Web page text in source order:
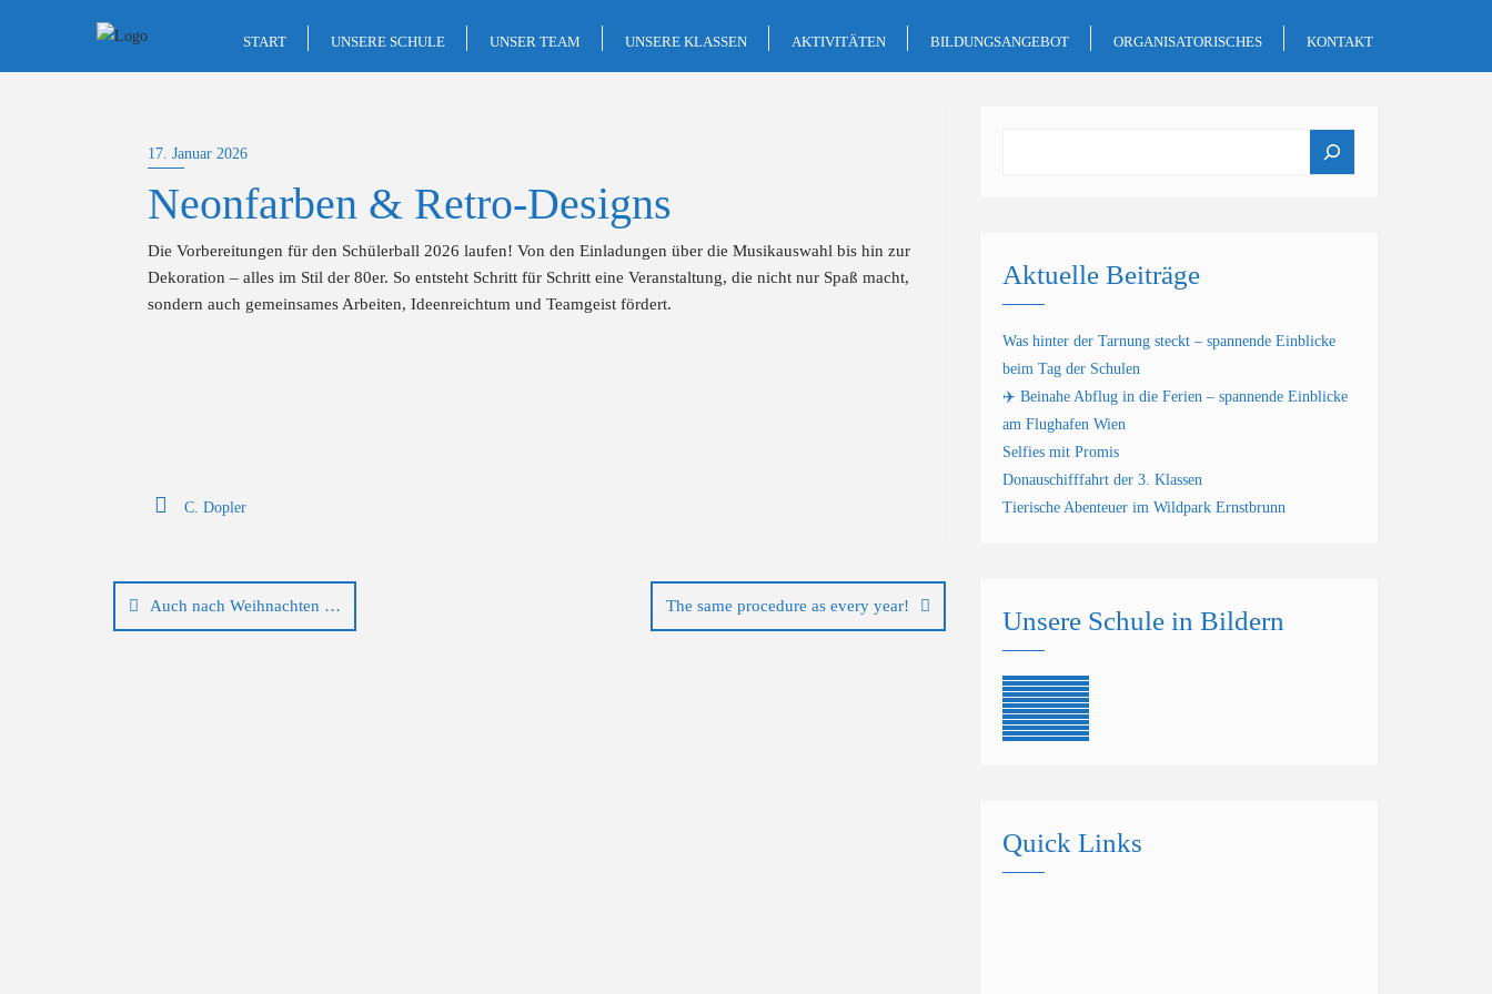
content
START UNSERE SCHULE UNSER TEAM UNSERE KLASSEN AKTIVITÄTEN BILDUNGSANGEBOT ORGANISATORISCHES KONTAKT
17. Januar 2026
Neonfarben & Retro-Designs
Die Vorbereitungen für den Schülerball 2026 laufen! Von den Einladungen über die Musikauswahl bis hin zur
Dekoration – alles im Stil der 80er. So entsteht Schritt für Schritt eine Veranstaltung, die nicht nur Spaß macht,
sondern auch gemeinsames Arbeiten, Ideenreichtum und Teamgeist fördert.
C. Dopler
Auch nach Weihnachten … The same procedure as every year!
Aktuelle Beiträge
Was hinter der Tarnung steckt – spannende Einblicke
beim Tag der Schulen
✈️ Beinahe Abflug in die Ferien – spannende Einblicke
am Flughafen Wien
Selfies mit Promis
Donauschifffahrt der 3. Klassen
Tierische Abenteuer im Wildpark Ernstbrunn
Unsere Schule in Bildern
Quick Links